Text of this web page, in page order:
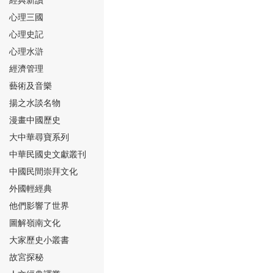
⑮
⑯
⑰
心理三國
心理史記
心理水滸
經濟管理
藝術及音樂
揚之水談名物
漫畫中國歷史
大中華尋寶系列
中華民國史文獻叢刊
中國民間崇拜文化
外國輕經典
他們影響了世界
圖解嶺南文化
大家歷史小叢書
故宮探秘